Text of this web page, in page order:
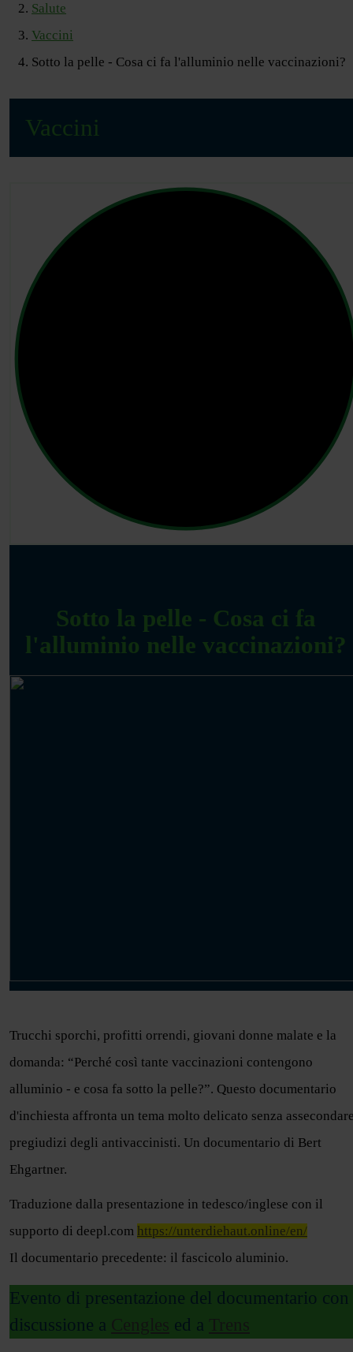
Salute
Vaccini
Sotto la pelle - Cosa ci fa l'alluminio nelle vaccinazioni?
Vaccini
Sotto la pelle - Cosa ci fa
l'alluminio nelle vaccinazioni?
Trucchi sporchi, profitti orrendi, giovani donne malate e la
domanda: “Perché così tante vaccinazioni contengono
alluminio - e cosa fa sotto la pelle?”. Questo documentario
d'inchiesta affronta un tema molto delicato senza
pregiudizi degli antivaccinisti. Un documentario di Bert
Ehgartner.
Traduzione dalla presentazione in tedesco/inglese con il
supporto di deepl.com https://unterdiehaut.online/en/
Il documentario precedente: il fascicolo aluminio.
Evento di presentazione del documentario con
discussione a Cengles ed a Trens